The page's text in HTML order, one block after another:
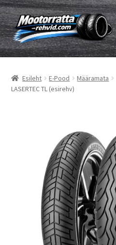
Liigu
navigeerimisele
Liigu
sisu
juurde
Rehvid
Sisekumm
Esileht E-Pood Määramata
LASERTEC TL (esirehv)